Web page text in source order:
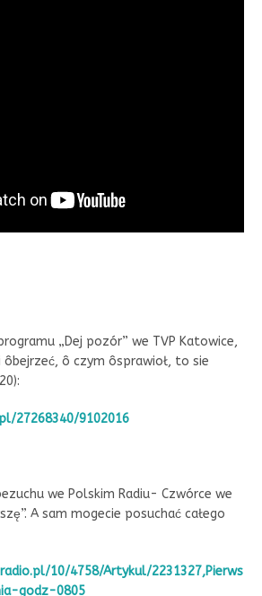
„Dej pozór” we TVP Katowice,
ôbejrzeć, ô czym ôsprawioł, to sie
27268340/9102016
we Polskim Radiu- Czwórce we
A sam mogecie posuchać całego
10/4758/Artykul/2231327,Pierws
godz-0805